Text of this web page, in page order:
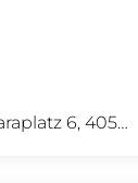
St. Clara, Kirche, Claraplatz 6, 4058 Basel